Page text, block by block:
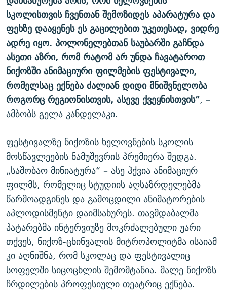
სკოლისთვის ჩვენთან შემოზიდეს აპარატურა და
ფეხზე დააყენეს ეს გაცილებით უკეთესად, ვიდრე
ადრე იყო. პოლონელებთან საუბარში გაჩნდა
ასეთი აზრი, რომ რატომ არ უნდა ჩავატაროთ
ნიქოზში ანიმაციური ფილმების ფესტივალი,
რომელსაც ექნება ძალიან დიდი მნიშვნელობა
როგორც რეგიონისთვის, ასევე ქვეყნისთვის“, –
ამბობს გელა კანდელაკი.
ფესტივალზე ნიქოზის ხელოვნების სკოლის
მოსწავლეების ნამუშევრის პრემიერა შედგა.
„საშობაო მინიატურა“ – ასე ჰქვია ანიმაციურ
ფილმს, რომელიც სტუდიის აღსაზრდელებმა
წარმოადგინეს და გამოცდილი ანიმატორების
აპლოდისმენტი დაიმსახურეს. თავმდაბალმა
პატარებმა ინტერვიუზე მოკრძალებული უარი
თქვეს, ნიქოზ-ცხინვალის მიტროპოლიტმა ისაიამ
კი აღნიშნა, რომ სკოლაც და ფესტივალიც
სოფელში სიცოცხლის შემომტანია. მალე ნიქოზს
ჩრდილების პროფესიული თეატრიც ექნება.